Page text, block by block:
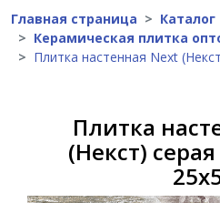
Главная страница
Каталог
Керамическая плитка
Плитка настенная Next
Плитка
(Некст)